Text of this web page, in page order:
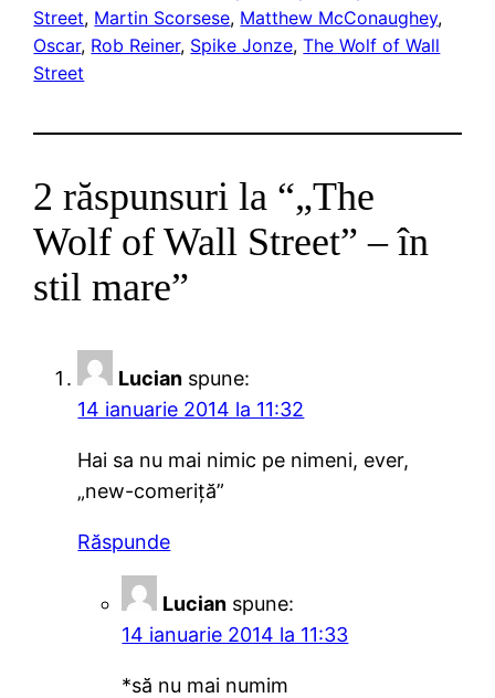
Street, Martin Scorsese, Matthew McConaughey
Oscar, Rob Reiner, Spike Jonze, The Wolf of Wall
Street
2 răspunsuri la “„The
Wolf of Wall Street” – în
stil mare”
Lucian spune:
14 ianuarie 2014 la 11:32
Hai sa nu mai nimic pe nimeni, ever,
„new-comeriță”
Răspunde
Lucian spune:
14 ianuarie 2014 la 11:33
*să nu mai numim